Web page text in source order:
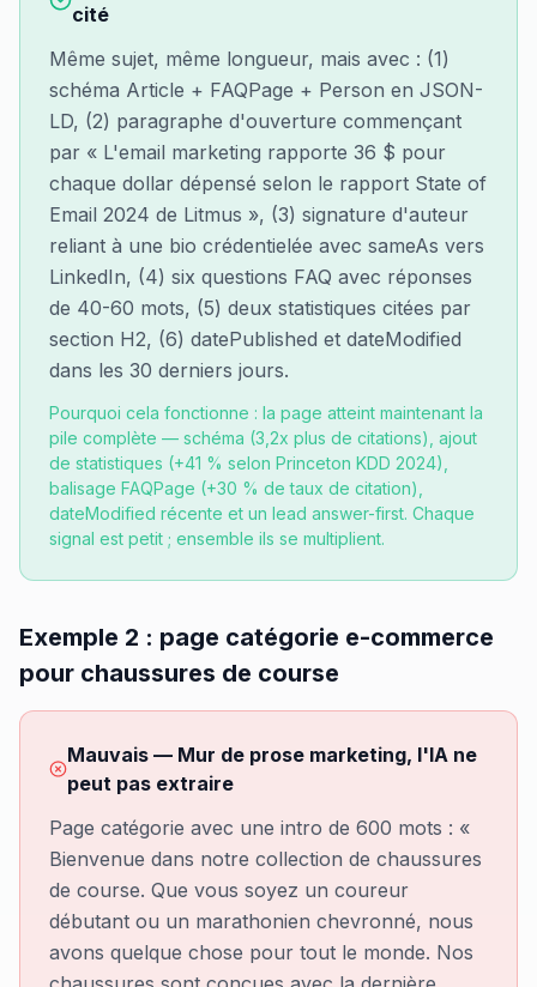
cité
Même sujet, même longueur, mais avec : (1)
schéma Article + FAQPage + Person en JSON-
LD, (2) paragraphe d'ouverture commençant
par « L'email marketing rapporte 36 $ pour
chaque dollar dépensé selon le rapport State of
Email 2024 de Litmus », (3) signature d'auteur
reliant à une bio crédentielée avec sameAs vers
LinkedIn, (4) six questions FAQ avec réponses
de 40-60 mots, (5) deux statistiques citées par
section H2, (6) datePublished et dateModified
dans les 30 derniers jours.
Pourquoi cela fonctionne : la page atteint maintenant la
pile complète — schéma (3,2x plus de citations), ajout
de statistiques (+41 % selon Princeton KDD 2024),
balisage FAQPage (+30 % de taux de citation),
dateModified récente et un lead answer-first. Chaque
signal est petit ; ensemble ils se multiplient.
Exemple 2 : page catégorie e-commerce
pour chaussures de course
Mauvais — Mur de prose marketing, l'IA ne
peut pas extraire
Page catégorie avec une intro de 600 mots : «
Bienvenue dans notre collection de chaussures
de course. Que vous soyez un coureur
débutant ou un marathonien chevronné, nous
avons quelque chose pour tout le monde. Nos